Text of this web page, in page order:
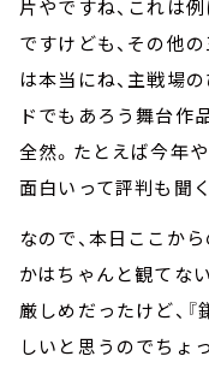
片やですね、これは
ですけども、その他
は本当にね、主戦場
ドでもあろう舞台作
全然。たとえば今年
面白いって評判も聞
なので、本日ここか
かはちゃんと観てな
厳しめだったけど、
しいと思うのでちょ